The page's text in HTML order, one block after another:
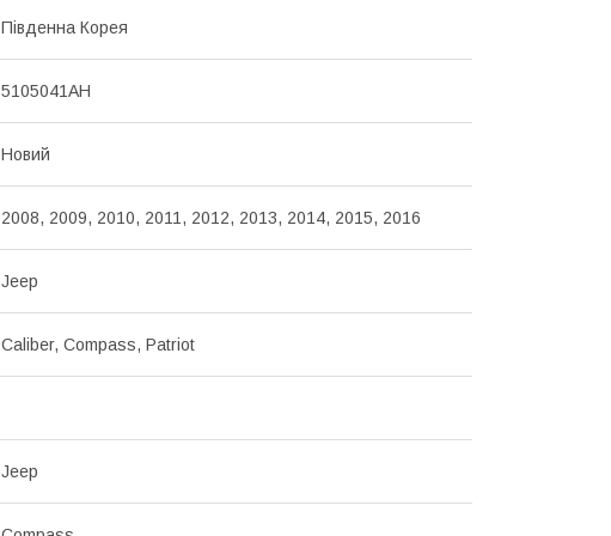
Південна Корея
5105041AH
Новий
2008, 2009, 2010, 2011, 2012, 2013, 2014, 2015, 2016
Jeep
Caliber, Compass, Patriot
Jeep